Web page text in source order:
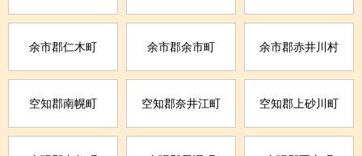
余市郡仁木町 余市郡余市町 余市郡赤井川村
空知郡南幌町 空知郡奈井江町 空知郡上砂川町